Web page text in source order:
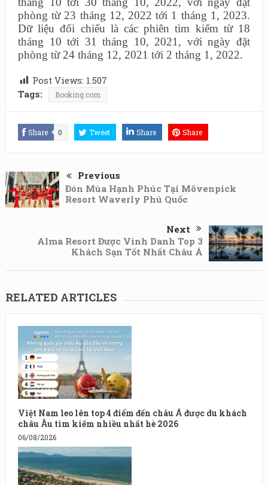
phòng từ 23 tháng 12, 2022 tới 1 tháng 1, 2023.
Dữ liệu đối chiếu là các phiên tìm kiếm từ 18
tháng 10 tới 31 tháng 10, 2021, với ngày đặt
phòng từ 24 tháng 12, 2021 tới 2 tháng 1, 2022.
Post Views: 1.507
Tags:
Booking.com
Share 0 Tweet Share Share
Previous
Đón Mùa Hạnh Phúc Tại Mövenpick
Resort Waverly Phú Quốc
Next
Alma Resort Được Vinh Danh Top 3
Khách Sạn Tốt Nhất Châu Á
RELATED ARTICLES
Việt Nam leo lên top 4 điểm đến châu Á được du khách
châu Âu tìm kiếm nhiều nhất hè 2026
06/08/2026